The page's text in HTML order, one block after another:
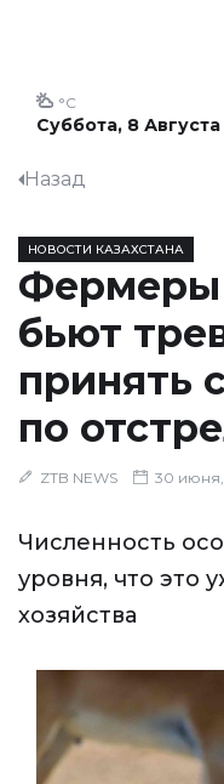
Суббота, 8 Августа
°C
Назад
НОВОСТИ КАЗАХСТАНА
Фермеры
бьют
принять
по
ZTB NEWS 30 июня,
Численность
уровня, что это
хозяйства